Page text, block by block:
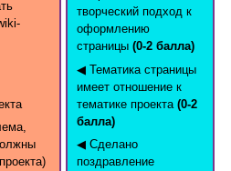
творческий подход к
оформлению
страницы (0-2 балла)
◀ Тематика страницы
имеет отношение к
тематике проекта (0-2
балла)
◀ Сделано
поздравление